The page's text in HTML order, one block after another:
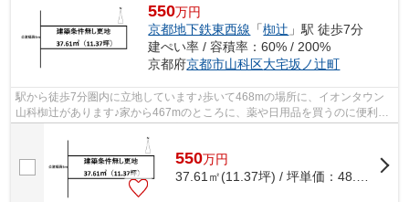
550万円
京都地下鉄東西線 「椥辻 」駅 徒歩7分
建ぺい率 / 容積率：60% / 200%
京都府京都市山科区大宅坂ノ辻町
駅から徒歩7分圏内に立地しています♪歩いて468mの場所に、イオンタウン
山科椥辻があります♪家から467mのところに、薬や日用品を買うのに便利な
ダックス イオンタウン山科椥辻店があり...
550万円
37.61㎡(11.37坪) / 坪単価：48.37 万円